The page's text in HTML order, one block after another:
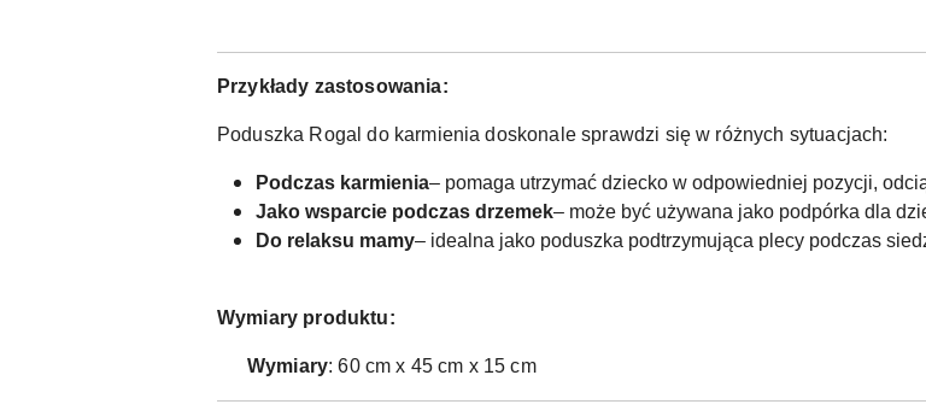
Przykłady zastosowania:
Poduszka Rogal do karmienia doskonale sprawdzi się w różnych sytuacjach:
Podczas karmienia– pomaga utrzymać dziecko w odpowiedniej pozycji,
Jako wsparcie podczas drzemek– może być używana jako podpórka dla
Do relaksu mamy– idealna jako poduszka podtrzymująca plecy podczas
Wymiary produktu:
Wymiary: 60 cm x 45 cm x 15 cm